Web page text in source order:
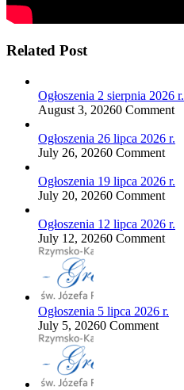
Related Post
Ogłoszenia 2 sierpnia 2026 r.
August 3, 20260 Comment
Ogłoszenia 26 lipca 2026 r.
July 26, 20260 Comment
Ogłoszenia 19 lipca 2026 r.
July 20, 20260 Comment
Ogłoszenia 12 lipca 2026 r.
July 12, 20260 Comment
Ogłoszenia 5 lipca 2026 r.
July 5, 20260 Comment